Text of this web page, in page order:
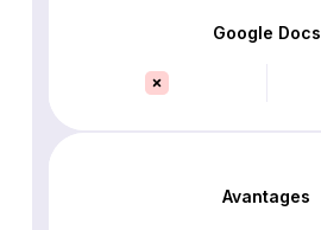
Google Docs
Avantages